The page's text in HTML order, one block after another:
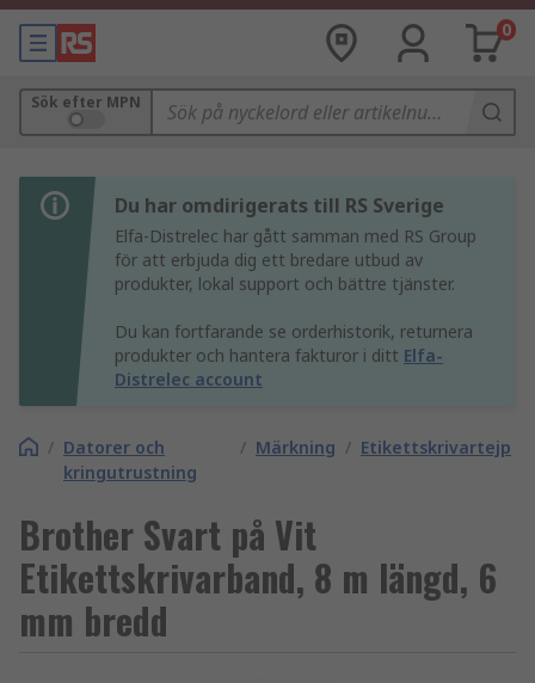
0
Sök efter MPN
Du har omdirigerats till RS Sverige
Elfa-Distrelec har gått samman med RS Group
för att erbjuda dig ett bredare utbud av
produkter, lokal support och bättre tjänster.
Du kan fortfarande se orderhistorik, returnera
produkter och hantera fakturor i ditt Elfa-
Distrelec account
/ Datorer och
kringutrustning
/ Märkning / Etikettskrivartejp
Brother Svart på Vit
Etikettskrivarband, 8 m längd, 6
mm bredd